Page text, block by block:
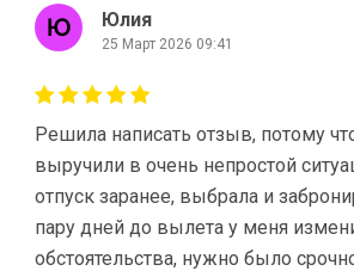
Юлия
25 Март 2026 09:41
Решила написать отзыв, потому
выручили в очень непростой
отпуск заранее, выбрала и
пару дней до вылета у меня
обстоятельства, нужно было